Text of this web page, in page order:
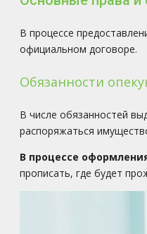
В процессе
официальном договоре.
Обязанности
В числе обязанностей
распоряжаться
В процессе
прописать, где будет